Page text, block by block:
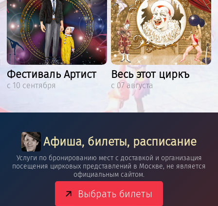
Фестиваль Артист
с 10 сентября
Весь этот циркъ
с 07 августа
Афиша, билеты, расписание
Услуги по бронированию мест с доставкой и организация
посещения цирковых представлений в Москве, не является
официальным сайтом.
Выбрать билеты